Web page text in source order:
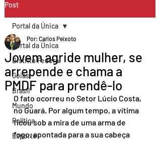
Post
Portal da Única
Distrito Federal
Goiás
Brasil
Mundo
Política
Esporte
Portal da Única
Jovem agride mulher, se
arrepende e chama a
PMDF para prendê-lo
Por: Carlos Peixoto
O fato ocorreu no Setor Lúcio Costa,
no Guará. Por algum tempo, a vítima
ficou sob a mira de uma arma de
fogo, apontada para a sua cabeça